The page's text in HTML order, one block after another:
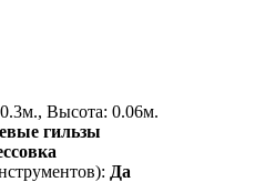
Высота: 0.06м.
гильзы
Да